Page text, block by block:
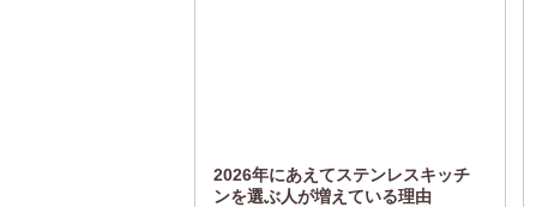
2026年にあえてステンレスキッチ
ンを選ぶ人が増えている理由